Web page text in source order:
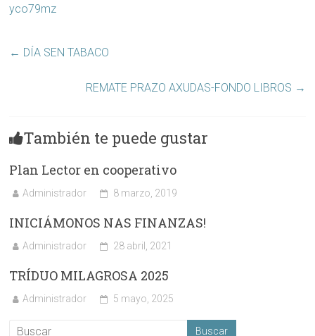
yco79mz
← DÍA SEN TABACO
REMATE PRAZO AXUDAS-FONDO LIBROS →
También te puede gustar
Plan Lector en cooperativo
Administrador 8 marzo, 2019
INICIÁMONOS NAS FINANZAS!
Administrador 28 abril, 2021
TRÍDUO MILAGROSA 2025
Administrador 5 mayo, 2025